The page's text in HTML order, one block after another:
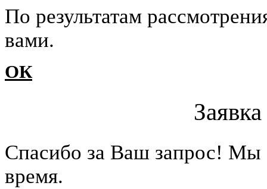
По результатам
вами.
ОК
Cпасибо за Ваш запрос!
время.